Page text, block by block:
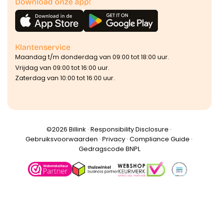
Klantenservice
Maandag t/m donderdag van 09:00 tot 18:00 uur.
Vrijdag van 09:00 tot 16:00 uur.
Zaterdag van 10:00 tot 16:00 uur.
©️2026 Billink · Responsibility Disclosure ·
Gebruiksvoorwaarden · Privacy· Compliance Guide ·
Gedragscode BNPL